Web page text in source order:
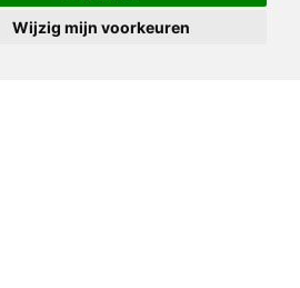
Wijzig mijn voorkeuren